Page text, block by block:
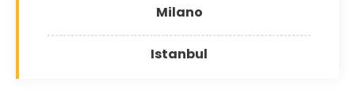
Milano
Istanbul